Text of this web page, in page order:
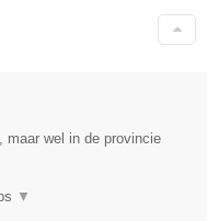
maar wel in de provincie
▼